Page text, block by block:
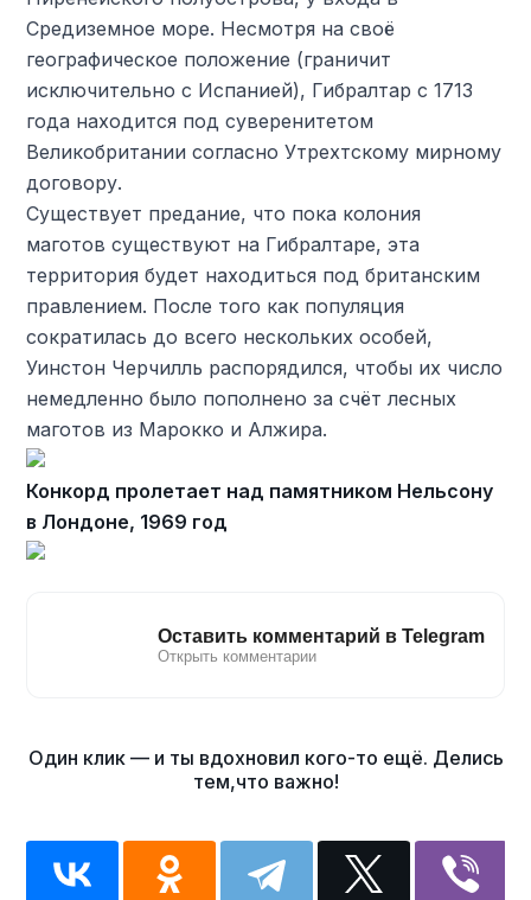
Средиземное море. Несмотря на своё
географическое положение (граничит
исключительно с Испанией), Гибралтар с 1713
года находится под суверенитетом
Великобритании согласно Утрехтскому мирному
договору.
Существует предание, что пока колония
маготов существуют на Гибралтаре, эта
территория будет находиться под британским
правлением. После того как популяция
сократилась до всего нескольких особей,
Уинстон Черчилль распорядился, чтобы их число
немедленно было пополнено за счёт лесных
маготов из Марокко и Алжира.
Конкорд пролетает над памятником Нельсону
в Лондоне, 1969 год